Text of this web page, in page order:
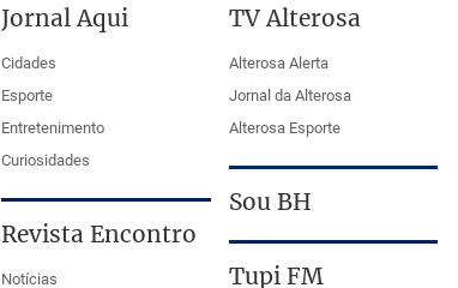
Jornal Aqui
Cidades
Esporte
Entretenimento
Curiosidades
Revista Encontro
Notícias
TV Alterosa
Alterosa Alerta
Jornal da Alterosa
Alterosa Esporte
Sou BH
Tupi FM